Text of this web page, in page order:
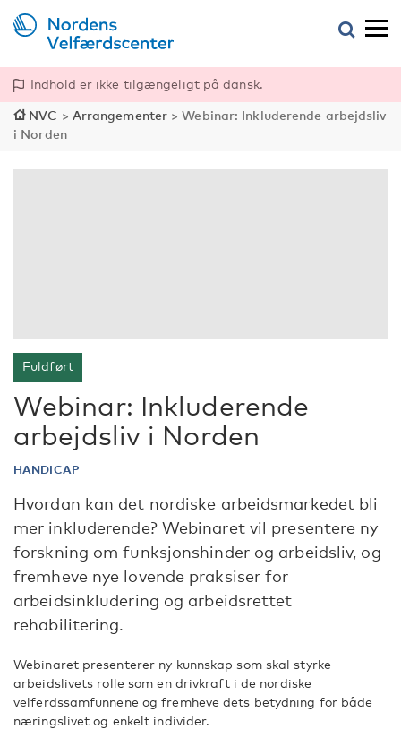
Indhold er ikke tilgængeligt på dansk.
NVC > Arrangementer >Webinar: Inkluderende arbejdsliv
i Norden
Fuldført
Webinar: Inkluderende
arbejdsliv i Norden
HANDICAP
Hvordan kan det nordiske arbeidsmarkedet bli
mer inkluderende? Webinaret vil presentere ny
forskning om funksjonshinder og arbeidsliv, og
fremheve nye lovende praksiser for
arbeidsinkludering og arbeidsrettet
rehabilitering.
Webinaret presenterer ny kunnskap som skal styrke
arbeidslivets rolle som en drivkraft i de nordiske
velferdssamfunnene og fremheve dets betydning for både
næringslivet og enkelt individer.